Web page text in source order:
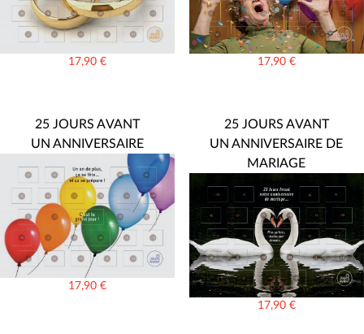
17,90€ 17,90 €
25 JOURS AVANT
UN ANNIVERSAIRE
17,90€
25 JOURS AVANT
UN ANNIVERSAIRE DE
MARIAGE
17,90 €